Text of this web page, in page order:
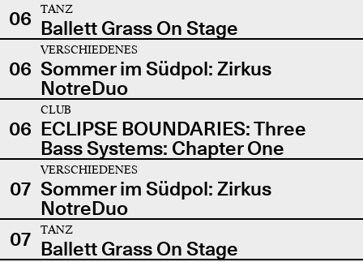
06
TANZ
Ballett Grass On Stage
06
VERSCHIEDENES
Sommer im Südpol: Zirkus
NotreDuo
06
CLUB
ECLIPSE BOUNDARIES: Three
Bass Systems: Chapter One
07
VERSCHIEDENES
Sommer im Südpol: Zirkus
NotreDuo
07
TANZ
Ballett Grass On Stage